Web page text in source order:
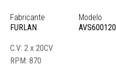
Fabricante
FURLAN
Modelo
AVS600120
C.V: 2 x 20CV
RPM: 870